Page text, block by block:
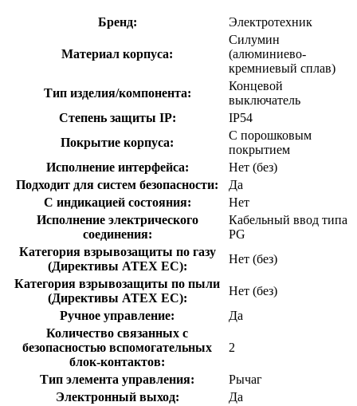
Бренд: Электротехник
Материал корпуса:
Силумин
(алюминиево-
кремниевый сплав)
Тип изделия/компонента:
Концевой
выключатель
Степень защиты IP:
IP54
Покрытие корпуса:
С порошковым
покрытием
Исполнение интерфейса:
Нет (без)
Подходит для систем безопасности:
Да
С индикацией состояния:
Нет
Исполнение электрического
соединения:
Кабельный ввод типа
PG
Категория взрывозащиты по газу
(Директивы ATEX ЕС):
Нет (без)
Категория взрывозащиты по пыли
(Директивы ATEX ЕС):
Нет (без)
Ручное управление:
Да
Количество связанных с
безопасностью вспомогательных
блок-контактов:
2
Тип элемента управления:
Рычаг
Электронный выход:
Да